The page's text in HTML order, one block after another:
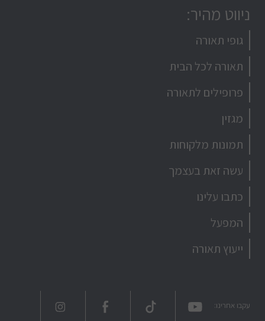
ניווט מהיר:
גופי תאורה
תאורה לכל הבית
פרופילים לתאורה
מגזין
תמונות מלקוחות
עשה זאת בעצמך
כתבו עלינו
המפעל
ייעוץ תאורה
עקבו אחרינו: